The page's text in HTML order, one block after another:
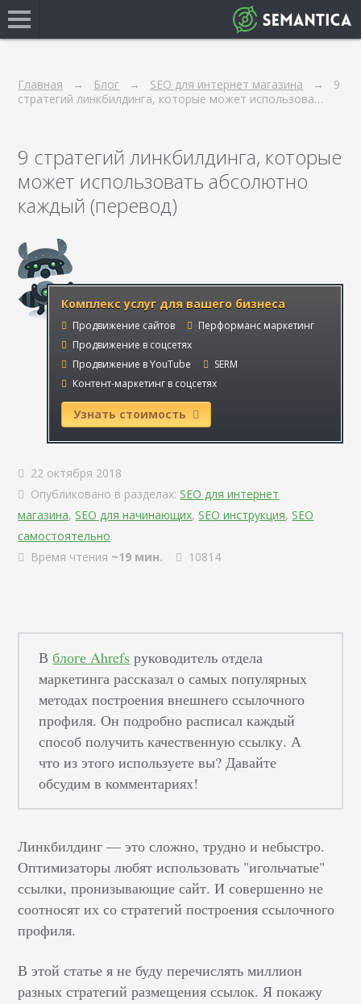
Главная Блог SEO для интернет магазина
9
стратегий линкбилдинга, которые может использова…
9 стратегий линкбилдинга, которые
может использовать абсолютно
каждый (перевод)
Комплекс услуг для вашего бизнеса
Продвижение сайтов
Перформанс маркетинг
Продвижение в соцсетях
Продвижение в YouTube
SERM
Контент-маркетинг в соцсетях
Узнать стоимость
22 октября 2018
Опубликовано в разделах: SEO для интернет
магазина, SEO для начинающих, SEO инструкция, SEO
самостоятельно.
Время чтения ~19 мин. 10814
Вблоге Ahrefs руководитель отдела
маркетинга рассказал о самых популярных
методах построения внешнего ссылочного
профиля. Он подробно расписал каждый
способ получить качественную ссылку. А
что из этого используете вы? Давайте
обсудим в комментариях!
Линкбилдинг — это сложно, трудно и небыстро.
Оптимизаторы любят использовать "игольчатые"
ссылки, пронизывающие сайт. И совершенно не
соотносят их со стратегий построения ссылочного
профиля.
В этой статье я не буду перечислять миллион
разных стратегий размещения ссылок. Я покажу